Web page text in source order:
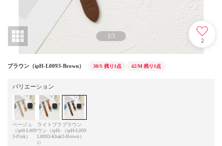
1/3
2
ブラウン（ipH-L0093-Brown） 38/S 残り1点 42/M 残り1点
バリエーション
ベージュ
（ipH-L009
3-Pink）
ライトブラ
ウン（ipH-
L0093-Khak
i）
ブラウン
（ipH-L009
3-Brown）